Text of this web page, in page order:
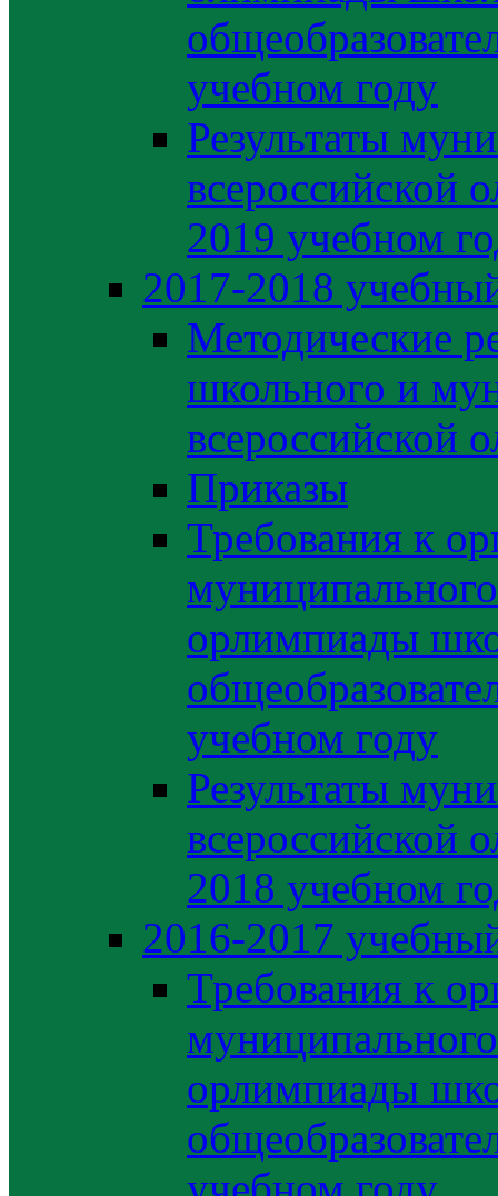
учебном году
Результаты
всероссийской
2019 учебном
2017-2018
Методические
школьного и
всероссийской
Приказы
Требования к
орлимпиады
учебном году
Результаты
всероссийской
2018 учебном
2016-2017
Требования к
орлимпиады